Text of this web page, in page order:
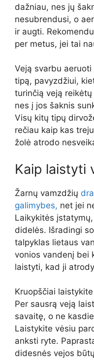
dažniau, nes jų
nesubrendusi, o
ir augti.
per metus, jei tai
Veją svarbu
tipą, pavyzdžiui,
turinčią veją
nes į jos šaknis
Visų kitų tipų
rečiau kaip kas
žolė atrodo
Kaip laistyti
Žarnų vamzdžių
galimybes, net jei
Laikykitės
didelės. Išradingi
talpyklas lietaus
vonios vandenį bei
laistyti, kad ji
Kruopščiai laistykite
Per sausrą veją
savaitę, o ne
Laistykite vėsiu
anksti ryte.
didesnės vejos